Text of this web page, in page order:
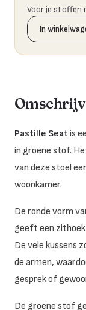
Voor je stoffen
In
Pastille Seat is
in groene stof.
van deze stoel
woonkamer.
De ronde vorm
geeft een
De vele kussens
de armen,
gesprek of
De groene stof